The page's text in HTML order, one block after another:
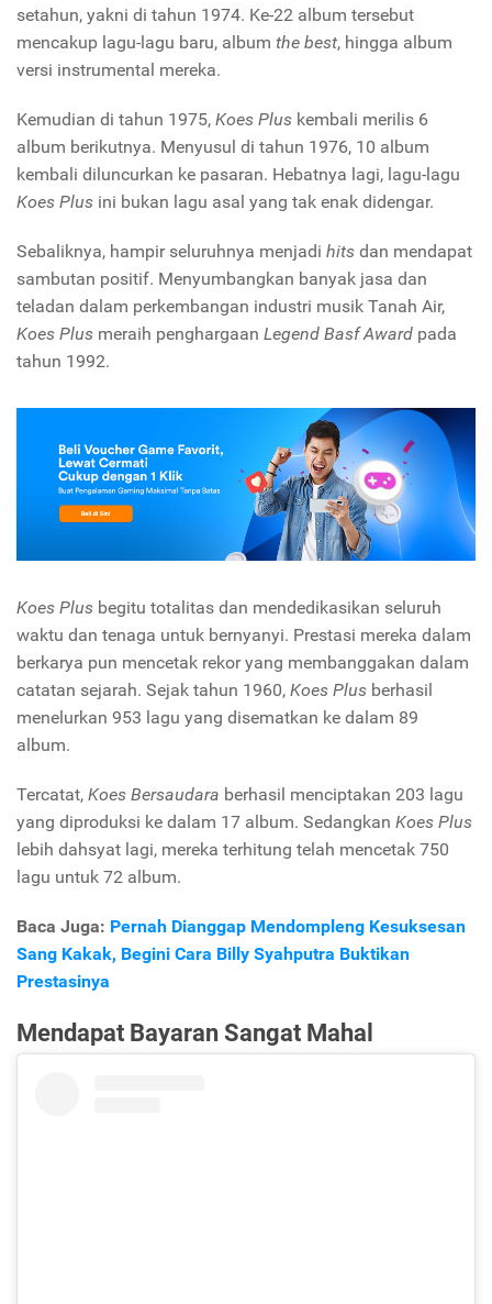
setahun, yakni di tahun 1974. Ke-22 album tersebut
mencakup lagu-lagu baru, album the best, hingga album
versi instrumental mereka.
Kemudian di tahun 1975, Koes Plus kembali merilis 6
album berikutnya. Menyusul di tahun 1976, 10 album
kembali diluncurkan ke pasaran. Hebatnya lagi, lagu-lagu
Koes Plus ini bukan lagu asal yang tak enak didengar.
Sebaliknya, hampir seluruhnya menjadi hits dan mendapat
sambutan positif. Menyumbangkan banyak jasa dan
teladan dalam perkembangan industri musik Tanah Air,
Koes Plus meraih penghargaan Legend Basf Award pada
tahun 1992.
Koes Plus begitu totalitas dan mendedikasikan seluruh
waktu dan tenaga untuk bernyanyi. Prestasi mereka dalam
berkarya pun mencetak rekor yang membanggakan dalam
catatan sejarah. Sejak tahun 1960, Koes Plus berhasil
menelurkan 953 lagu yang disematkan ke dalam 89
album.
Tercatat, Koes Bersaudara berhasil menciptakan 203 lagu
yang diproduksi ke dalam 17 album. Sedangkan Koes Plus
lebih dahsyat lagi, mereka terhitung telah mencetak 750
lagu untuk 72 album.
Baca Juga: Pernah Dianggap Mendompleng Kesuksesan
Sang Kakak, Begini Cara Billy Syahputra Buktikan
Prestasinya
Mendapat Bayaran Sangat Mahal